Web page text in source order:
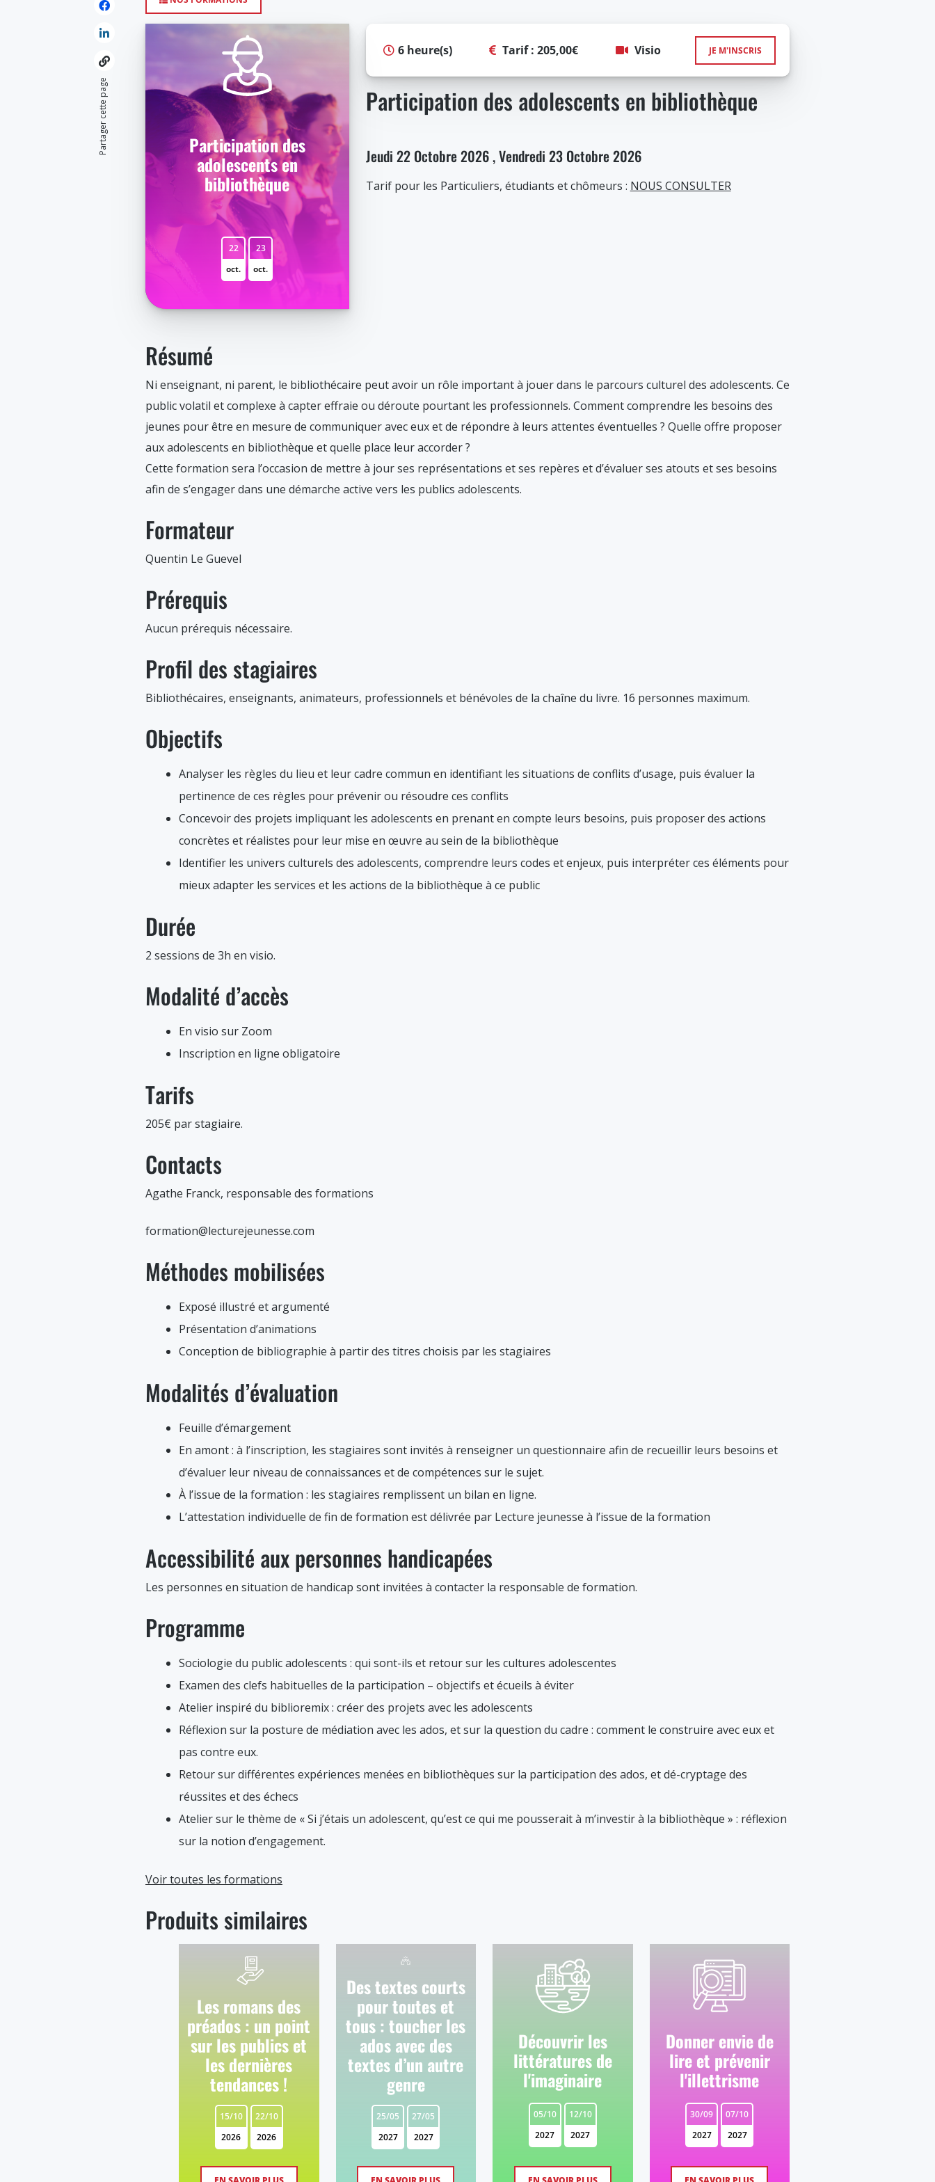
Partager cette page Participation des
adolescents en
bibliothèque
22
oct.
23
oct.
6 heure(s) Tarif :205,00€ Visio JE M'INSCRIS
Participation des adolescents en bibliothèque
Jeudi 22 Octobre 2026 , Vendredi 23 Octobre 2026
Tarif pour les Particuliers, étudiants et chômeurs : NOUS CONSULTER
Résumé
Ni enseignant, ni parent, le bibliothécaire peut avoir un rôle important à jouer dans le parcours culturel des adolescents. Ce
public volatil et complexe à capter effraie ou déroute pourtant les professionnels. Comment comprendre les besoins des
jeunes pour être en mesure de communiquer avec eux et de répondre à leurs attentes éventuelles ? Quelle offre proposer
aux adolescents en bibliothèque et quelle place leur accorder ?
Cette formation sera l’occasion de mettre à jour ses représentations et ses repères et d’évaluer ses atouts et ses besoins
afin de s’engager dans une démarche active vers les publics adolescents.
Formateur
Quentin Le Guevel
Prérequis
Aucun prérequis nécessaire.
Profil des stagiaires
Bibliothécaires, enseignants, animateurs, professionnels et bénévoles de la chaîne du livre. 16 personnes maximum.
Objectifs
Analyser les règles du lieu et leur cadre commun en identifiant les situations de conflits d’usage, puis évaluer la
pertinence de ces règles pour prévenir ou résoudre ces conflits
Concevoir des projets impliquant les adolescents en prenant en compte leurs besoins, puis proposer des actions
concrètes et réalistes pour leur mise en œuvre au sein de la bibliothèque
Identifier les univers culturels des adolescents, comprendre leurs codes et enjeux, puis interpréter ces éléments pour
mieux adapter les services et les actions de la bibliothèque à ce public
Durée
2 sessions de 3h en visio.
Modalité d’accès
En visio sur Zoom
Inscription en ligne obligatoire
Tarifs
205€ par stagiaire.
Contacts
Agathe Franck, responsable des formations
formation@lecturejeunesse.com
Méthodes mobilisées
Exposé illustré et argumenté
Présentation d’animations
Conception de bibliographie à partir des titres choisis par les stagiaires
Modalités d’évaluation
Feuille d’émargement
En amont : à l’inscription, les stagiaires sont invités à renseigner un questionnaire afin de recueillir leurs besoins et
d’évaluer leur niveau de connaissances et de compétences sur le sujet.
À l’issue de la formation : les stagiaires remplissent un bilan en ligne.
L’attestation individuelle de fin de formation est délivrée par Lecture jeunesse à l’issue de la formation
Accessibilité aux personnes handicapées
Les personnes en situation de handicap sont invitées à contacter la responsable de formation.
Programme
Sociologie du public adolescents : qui sont-ils et retour sur les cultures adolescentes
Examen des clefs habituelles de la participation – objectifs et écueils à éviter
Atelier inspiré du biblioremix : créer des projets avec les adolescents
Réflexion sur la posture de médiation avec les ados, et sur la question du cadre : comment le construire avec eux et
pas contre eux.
Retour sur différentes expériences menées en bibliothèques sur la participation des ados, et dé-cryptage des
réussites et des échecs
Atelier sur le thème de « Si j’étais un adolescent, qu’est ce qui me pousserait à m’investir à la bibliothèque » : réflexion
sur la notion d’engagement.
Voir toutes les formations
Produits similaires
Les romans des
préados : un point
sur les publics et
les dernières
tendances !
15/10
2026
22/10
2026
Des textes courts
pour toutes et
tous : toucher les
ados avec des
textes d’un autre
genre
25/05
2027
27/05
2027
Découvrir les
littératures de
l'imaginaire
05/10
2027
12/10
2027
Donner envie de
lire et prévenir
l'illettrisme
30/09
2027
07/10
2027